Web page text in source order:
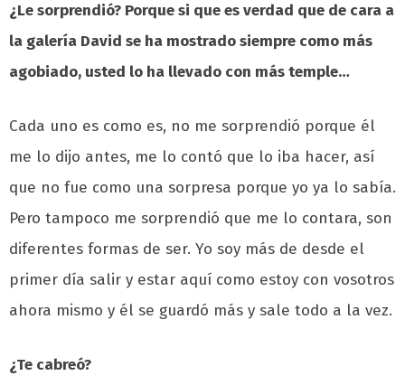
¿Le sorprendió? Porque si que es verdad que de cara a
la galería David se ha mostrado siempre como más
agobiado, usted lo ha llevado con más temple…
Cada uno es como es, no me sorprendió porque él
me lo dijo antes, me lo contó que lo iba hacer, así
que no fue como una sorpresa porque yo ya lo sabía.
Pero tampoco me sorprendió que me lo contara, son
diferentes formas de ser. Yo soy más de desde el
primer día salir y estar aquí como estoy con vosotros
ahora mismo y él se guardó más y sale todo a la vez.
¿Te cabreó?